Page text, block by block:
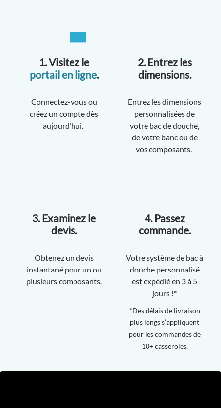
1. Visitez le
portail en ligne.
Connectez-vous ou
créez un compte dès
aujourd’hui.
2. Entrez les
dimensions.
Entrez les dimensions
personnalisées de
votre bac de douche,
de votre banc ou de
vos composants.
3. Examinez le
devis.
Obtenez un devis
instantané pour un ou
plusieurs composants.
4. Passez
commande.
Votre système de bac à
douche personnalisé
est expédié en 3 à 5
jours !*
*Des délais de livraison
plus longs s’appliquent
pour les commandes de
10+ casseroles.